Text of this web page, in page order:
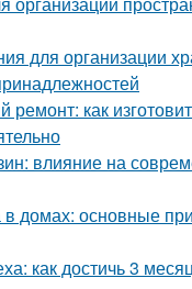
для организации
ремонт: как
влияние на
в домах: основные
как достичь 3